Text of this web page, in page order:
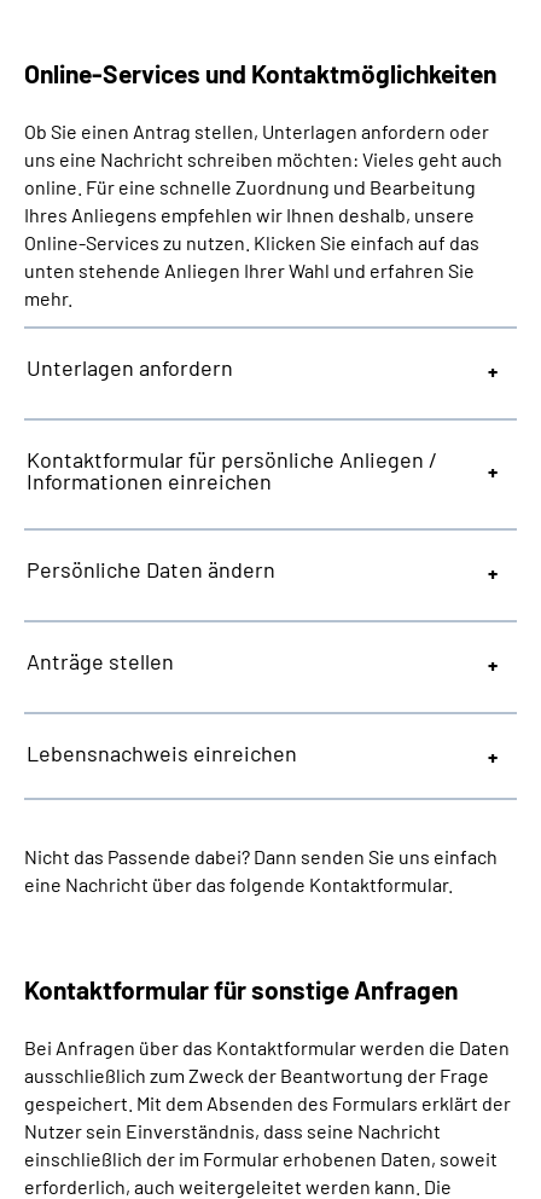
Language
Inhalte in Gebärdensprache (DGS)
Leichte Sprache
Online-Services und Kontaktmöglichkeiten
Ob Sie einen Antrag stellen, Unterlagen anfordern oder
uns eine Nachricht schreiben möchten: Vieles geht auch
online. Für eine schnelle Zuordnung und Bearbeitung
Ihres Anliegens empfehlen wir Ihnen deshalb, unsere
Online-Services zu nutzen. Klicken Sie einfach auf das
unten stehende Anliegen Ihrer Wahl und erfahren Sie
mehr.
Unterlagen anfordern
Kontaktformular für persönliche Anliegen /
Informationen einreichen
Persönliche Daten ändern
Anträge stellen
Lebensnachweis einreichen
Nicht das Passende dabei? Dann senden Sie uns einfach
eine Nachricht über das folgende Kontaktformular.
Kontaktformular für sonstige Anfragen
Bei Anfragen über das Kontaktformular werden die Daten
ausschließlich zum Zweck der Beantwortung der Frage
gespeichert. Mit dem Absenden des Formulars erklärt der
Nutzer sein Einverständnis, dass seine Nachricht
einschließlich der im Formular erhobenen Daten, soweit
erforderlich, auch weitergeleitet werden kann. Die